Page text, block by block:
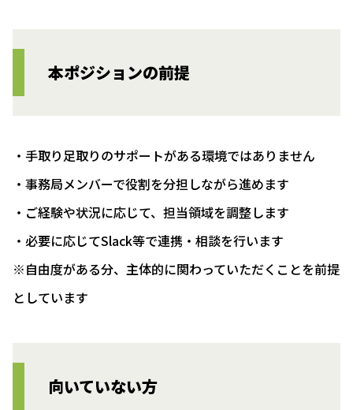
本ポジションの前提
・手取り足取りのサポートがある環境ではありません
・事務局メンバーで役割を分担しながら進めます
・ご経験や状況に応じて、担当領域を調整します
・必要に応じてSlack等で連携・相談を行います
※自由度がある分、主体的に関わっていただくことを前提
としています
向いていない方